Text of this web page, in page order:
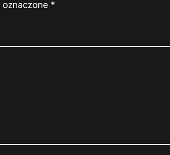
oznaczone *